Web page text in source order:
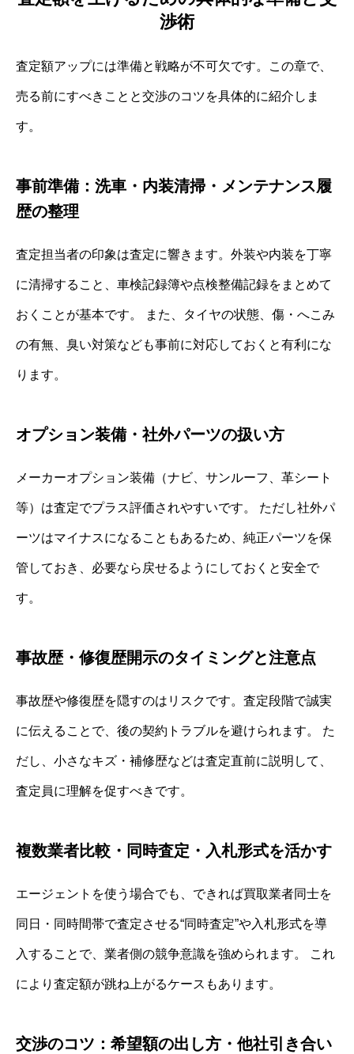
渉術
査定額アップには準備と戦略が不可欠です。この章で、
売る前にすべきことと交渉のコツを具体的に紹介しま
す。
事前準備：洗車・内装清掃・メンテナンス履
歴の整理
査定担当者の印象は査定に響きます。外装や内装を丁寧
に清掃すること、車検記録簿や点検整備記録をまとめて
おくことが基本です。 また、タイヤの状態、傷・へこみ
の有無、臭い対策なども事前に対応しておくと有利にな
ります。
オプション装備・社外パーツの扱い方
メーカーオプション装備（ナビ、サンルーフ、革シート
等）は査定でプラス評価されやすいです。 ただし社外パ
ーツはマイナスになることもあるため、純正パーツを保
管しておき、必要なら戻せるようにしておくと安全で
す。
事故歴・修復歴開示のタイミングと注意点
事故歴や修復歴を隠すのはリスクです。査定段階で誠実
に伝えることで、後の契約トラブルを避けられます。 た
だし、小さなキズ・補修歴などは査定直前に説明して、
査定員に理解を促すべきです。
複数業者比較・同時査定・入札形式を活かす
エージェントを使う場合でも、できれば買取業者同士を
同日・同時間帯で査定させる“同時査定”や入札形式を導
入することで、業者側の競争意識を強められます。 これ
により査定額が跳ね上がるケースもあります。
交渉のコツ：希望額の出し方・他社引き合い